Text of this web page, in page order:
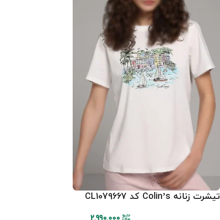
تیشرت زنانه Colin’s کد CL1079667